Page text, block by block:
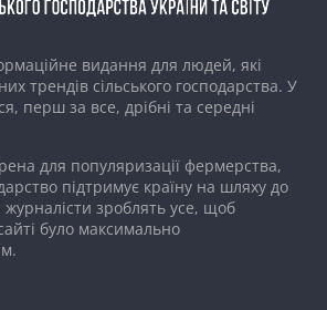
видання для людей, які
трендів сільського господарства. У
перш за все, дрібні та середні
для популяризації фермерства,
підтримує країну на шляху до
зроблять усе, щоб
було максимально